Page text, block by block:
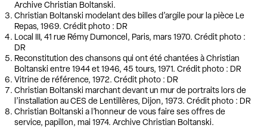
Archive Christian Boltanski.
Christian Boltanski modelant des billes d’argile pour la pièce Le
Repas, 1969. Crédit photo : DR
Local III, 41 rue Rémy Dumoncel, Paris, mars 1970. Crédit photo :
DR
Reconstitution des chansons qui ont été chantées à Christian
Boltanski entre 1944 et 1946, 45 tours, 1971. Crédit photo : DR
Vitrine de référence, 1972. Crédit photo : DR
Christian Boltanski marchant devant un mur de portraits lors de
l’installation au CES de Lentillères, Dijon, 1973. Crédit photo : DR
Christian Boltanski a l’honneur de vous faire ses offres de
service, papillon, mai 1974. Archive Christian Boltanski.